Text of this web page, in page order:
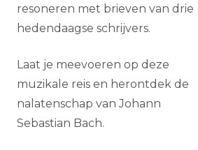
resoneren met brieven van drie
hedendaagse schrijvers.
Laat je meevoeren op deze
muzikale reis en herontdek de
nalatenschap van Johann
Sebastian Bach.